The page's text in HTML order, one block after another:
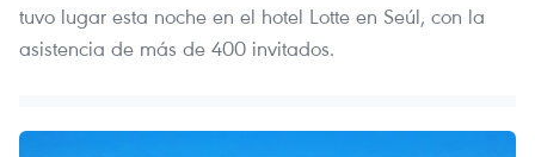
tuvo lugar esta noche en el hotel Lotte en Seúl, con la
asistencia de más de 400 invitados.